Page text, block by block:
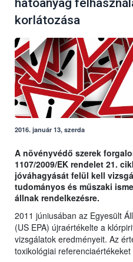
hatóanyag
korlátozása
2016. január 13, szerda
A növényvédő szerek
1107/2009/EK rendelet 21.
jóváhagyását felül kell
tudományos és műszaki
állnak rendelkezésre.
2011 júniusában az Egyesült
(US EPA) újraértékelte a
vizsgálatok eredményeit. Az
toxikológiai